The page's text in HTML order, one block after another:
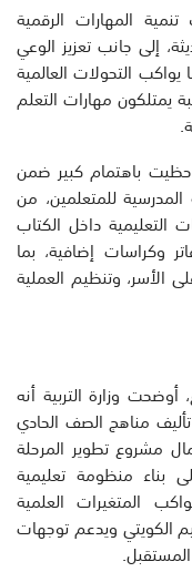
المهارات الرقمية
إلى جانب تعزيز الوعي
يواكب التحولات العالمية
يمتلكون مهارات التعلم
حظيت باهتمام كبير ضمن
للمتعلمين، من
التعليمية داخل الكتاب
وكراسات إضافية، بما
الأسر، وتنظيم العملية
وزارة التربية أنه
مناهج الصف الحادي
مشروع تطوير المرحلة
بناء منظومة تعليمية
المتغيرات العلمية
الكويتي ويدعم توجهات